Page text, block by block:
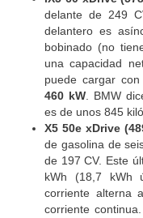
delante de 249
delantero es
bobinado (no
una capacidad
puede cargar con
460 kW . BMW
es de unos 845
X5 50e xDrive
de gasolina de
de 197 CV. Este
kWh (18,7 kWh
corriente alterna
corriente